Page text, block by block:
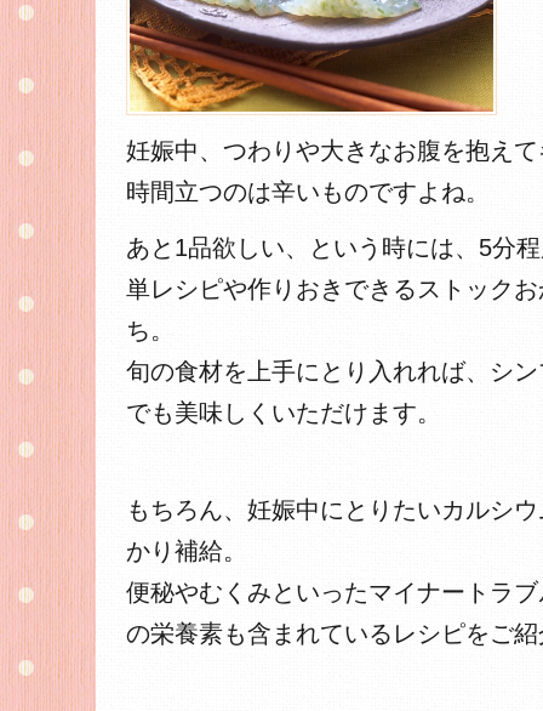
妊娠中、つわりや大きなお腹を抱え
時間立つのは辛いものですよね。
あと1品欲しい、という時には、5分
単レシピや作りおきできるストック
ち。
旬の食材を上手にとり入れれば、シ
でも美味しくいただけます。
もちろん、妊娠中にとりたいカルシ
かり補給。
便秘やむくみといったマイナートラ
の栄養素も含まれているレシピをご